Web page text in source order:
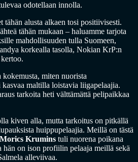
odotellaan innolla.
tähän alusta alkaen tosi positiivisesti.
tähän mukaan – haluamme tarjota
mahdollisuuden tulla Suomeen,
korkealla tasolla, Nokian KrP:n
kertoo.
miten nuorista
maltilla loistavia liigapelaajia.
tarkoita heti välttämättä pelipaikkaa
kiven alla, mutta tarkoitus on pitkällä
huippupelaajia. Meillä on tästä
Morics Krumins tuli nuorena poikana
hän on ison profiilin pelaaja meillä sekä
alleviivaa.